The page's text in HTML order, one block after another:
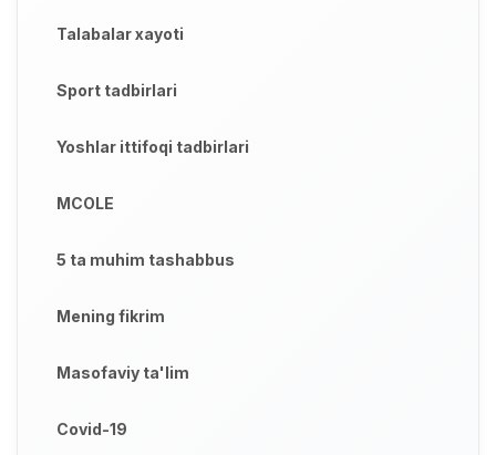
Talabalar xayoti
Sport tadbirlari
Yoshlar ittifoqi tadbirlari
MCOLE
5 ta muhim tashabbus
Mening fikrim
Masofaviy ta'lim
Covid-19